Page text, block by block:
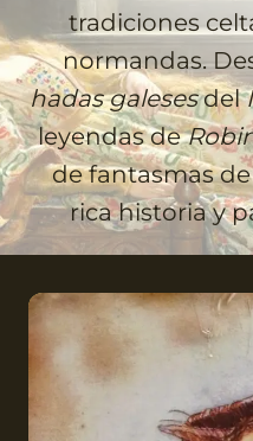
tradiciones
normandas.
hadas galesesdel
leyendas de
de fantasmas
rica historia y